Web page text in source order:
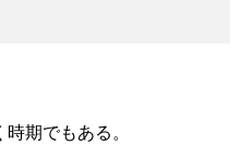
期でもある。